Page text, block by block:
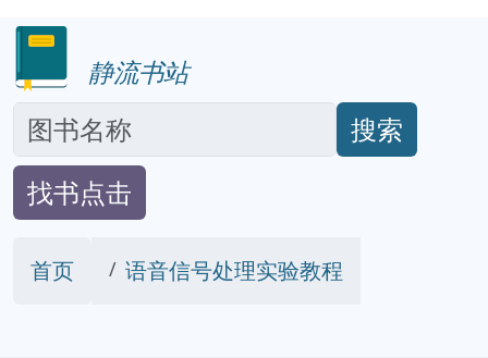
静流书站
搜索
找书点击
首页 语音信号处理实验教程